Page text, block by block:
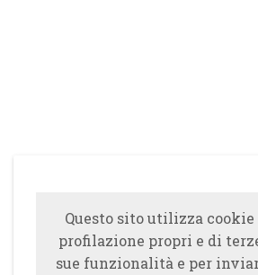
Questo sito utilizza
profilazione propri e di
sue funzionalità e per